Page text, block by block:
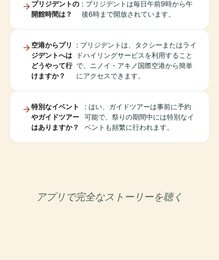
プリジデントの
開館時間は？
: プリジデントは毎日午前9時から午
後6時まで開放されています。
空港からプリ
ジデントへは
どうやって行
けますか？
: プリジデントは、タクシーまたはライ
ドハイリングサービスを利用すること
で、ニノイ・アキノ国際空港から簡単
にアクセスできます。
特別なイベント
やガイドツアー
はありますか？
: はい、ガイドツアーは事前に予約
可能で、祭りの期間中には特別なイ
ベントも頻繁に行われます。
アプリで完全なストーリーを聴く